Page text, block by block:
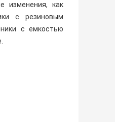
изменения, как
с резиновым
с емкостью